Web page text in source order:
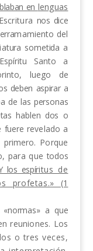
en lenguas
nos dice
mamiento del
tura sometida a
Santo a
luego de
deben aspirar a
de las per­sonas
hablen dos o
fuererevelado a
Porque
para quetodos
los espíritus de
profetas.» (1
a que
reuniones. Los
o tres veces,